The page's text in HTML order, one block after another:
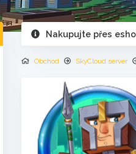
Nakupujte přes
Obchod SkyCloud server